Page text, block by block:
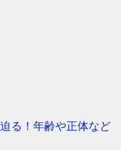
る！年齢や正体など